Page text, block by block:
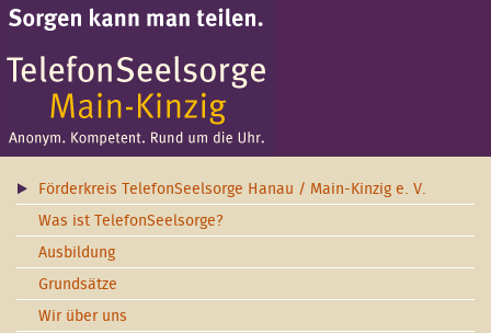
Förderkreis TelefonSeelsorge Hanau / Main-Kinzig e. V.
Was ist TelefonSeelsorge?
Ausbildung
Grundsätze
Wir über uns